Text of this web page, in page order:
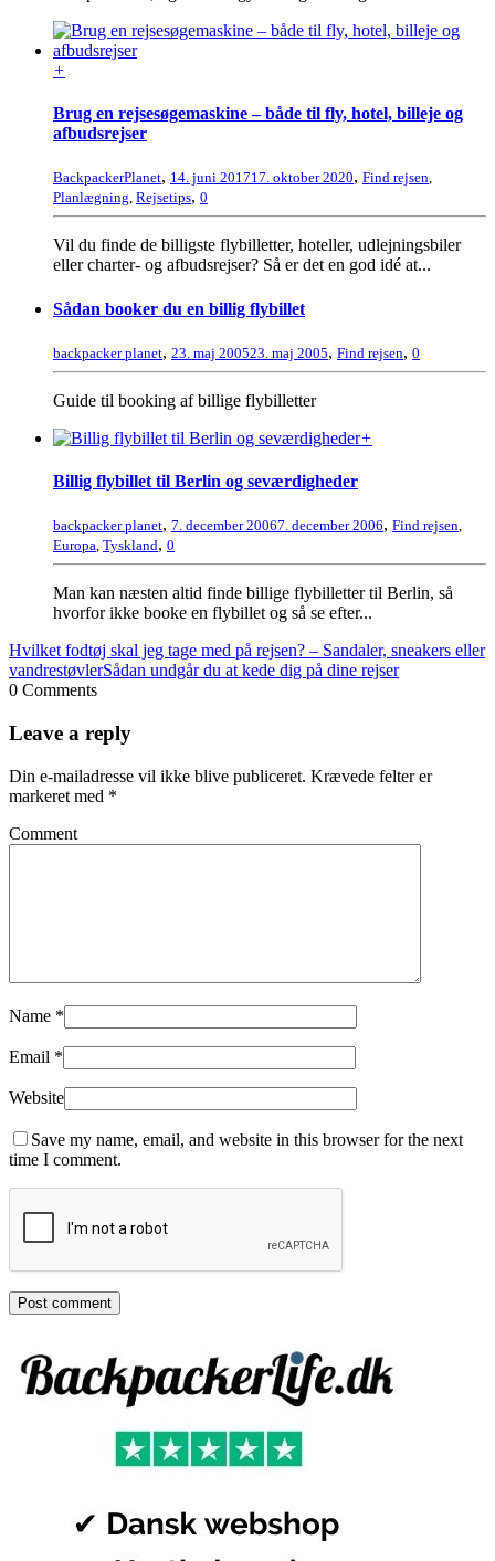
+
Brug en rejsesøgemaskine – både til fly, hotel, billeje og
afbudsrejser
BackpackerPlanet, 14. juni 201717. oktober 2020, Find rejsen,
Planlægning, Rejsetips, 0
Vil du finde de billigste flybilletter, hoteller, udlejningsbiler
eller charter- og afbudsrejser? Så er det en god idé at...
Sådan booker du en billig flybillet
backpacker planet, 23. maj 200523. maj 2005, Find rejsen, 0
Guide til booking af billige flybilletter
+
Billig flybillet til Berlin og seværdigheder
backpacker planet, 7. december 20067. december 2006, Find rejsen,
Europa, Tyskland, 0
Man kan næsten altid finde billige flybilletter til Berlin, så
hvorfor ikke booke en flybillet og så se efter...
Hvilket fodtøj skal jeg tage med på rejsen? – Sandaler, sneakers eller
vandrestøvlerSådan undgår du at kede dig på dine rejser
0 Comments
Leave a reply
Din e-mailadresse vil ikke blive publiceret. Krævede felter er
markeret med *
Comment
Name *
Email *
Website
Save my name, email, and website in this browser for the next
time I comment.